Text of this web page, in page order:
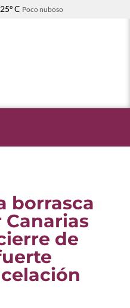
25º C Poco nuboso
borrasca
Canarias
de